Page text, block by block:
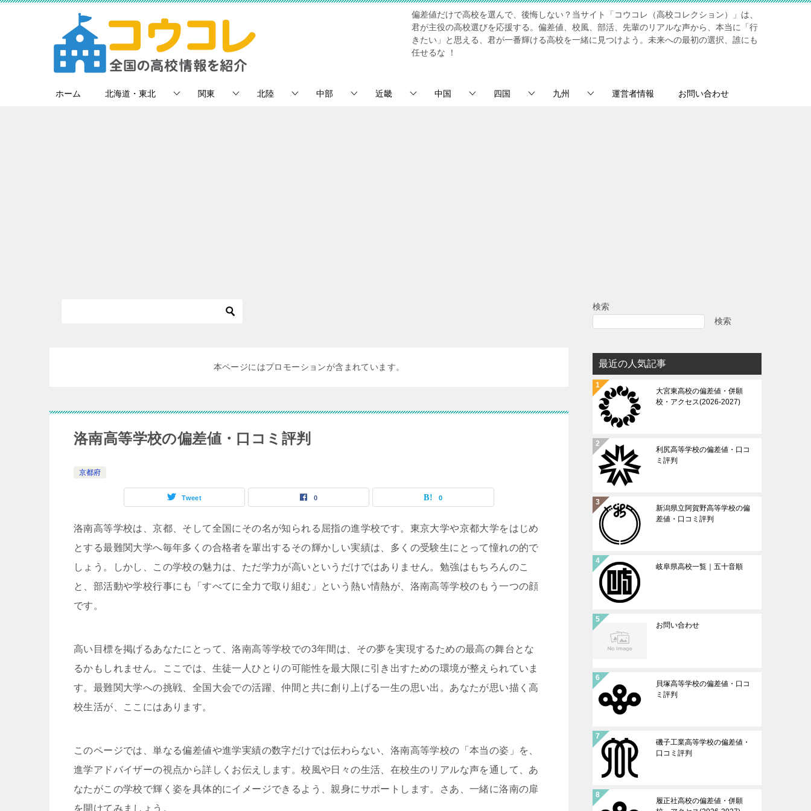
偏差値だけで高校を選んで、後悔しない？当サイト「コウコレ（高校コレクション）」は、
君が主役の高校選びを応援する。偏差値、校風、部活、先輩のリアルな声から、本当に「行
きたい」と思える、君が一番輝ける高校を一緒に見つけよう。未来への最初の選択、誰にも
任せるな ！
ホーム 北海道・東北 関東 北陸 中部 近畿 中国 四国 九州 運営者情報 お問い合わせ
本ページにはプロモーションが含まれています。
洛南高等学校の偏差値・口コミ評判
京都府
Tweet 0 0
洛南高等学校は、京都、そして全国にその名が知られる屈指の進学校です。東京大学や京都大学をはじめ
とする最難関大学へ毎年多くの合格者を輩出するその輝かしい実績は、多くの受験生にとって憧れの的で
しょう。しかし、この学校の魅力は、ただ学力が高いというだけではありません。勉強はもちろんのこ
と、部活動や学校行事にも「すべてに全力で取り組む」という熱い情熱が、洛南高等学校のもう一つの顔
です。
高い目標を掲げるあなたにとって、洛南高等学校での3年間は、その夢を実現するための最高の舞台とな
るかもしれません。ここでは、生徒一人ひとりの可能性を最大限に引き出すための環境が整えられていま
す。最難関大学への挑戦、全国大会での活躍、仲間と共に創り上げる一生の思い出。あなたが思い描く高
校生活が、ここにはあります。
このページでは、単なる偏差値や進学実績の数字だけでは伝わらない、洛南高等学校の「本当の姿」を、
進学アドバイザーの視点から詳しくお伝えします。校風や日々の生活、在校生のリアルな声を通して、あ
なたがこの学校で輝く姿を具体的にイメージできるよう、親身にサポートします。さあ、一緒に洛南の扉
を開けてみましょう。
検索
検索
最近の人気記事
大宮東高校の偏差値・併願
校・アクセス(2026-2027)
利尻高等学校の偏差値・口コ
ミ評判
新潟県立阿賀野高等学校の偏
差値・口コミ評判
岐阜県高校一覧｜五十音順
お問い合わせ
貝塚高等学校の偏差値・口コ
ミ評判
磯子工業高等学校の偏差値・
口コミ評判
履正社高校の偏差値・併願